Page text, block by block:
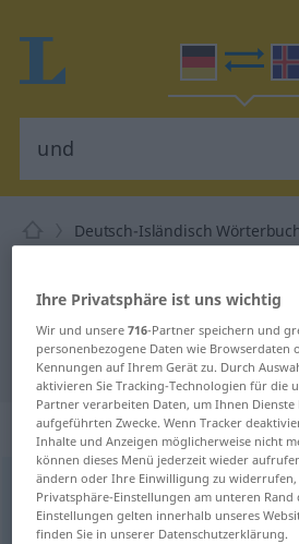
Deutsch-Isländisch
für "und"
"und" Isländisch
„und“
und
Übersicht aller Übersetzungen
Ihre Privatsphäre ist uns wichtig
Wir und unsere716-Partner speichern und
personenbezogene Daten wie Browserdaten
Kennungen auf Ihrem Gerät zu. Durch
aktivieren Sie Tracking-Technologien für die
Partner verarbeiten Daten, um Ihnen Dienste
aufgeführten Zwecke. Wenn Tracker
Inhalte und Anzeigen möglicherweise nicht
können dieses Menü jederzeit wieder
ändern oder Ihre Einwilligung zu widerrufen,
Privatsphäre-Einstellungen am unteren Rand
Einstellungen gelten innerhalb unseres
finden Sie in unserer Datenschutzerklärung.